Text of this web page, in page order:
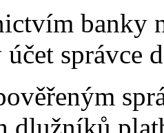
banky
správce
dlužníků